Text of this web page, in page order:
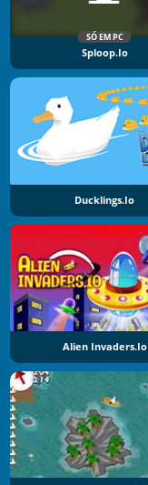
SÓ EM PC
Sploop.io
Ducklings.io
Alien Invaders.io